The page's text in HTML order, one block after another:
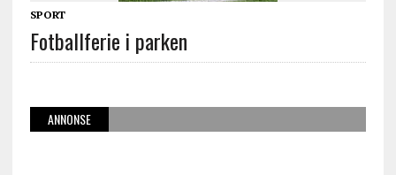
SPORT
Fotballferie i parken
ANNONSE